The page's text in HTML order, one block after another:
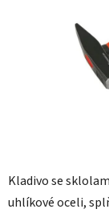
Kladivo se
uhlíkové oceli,